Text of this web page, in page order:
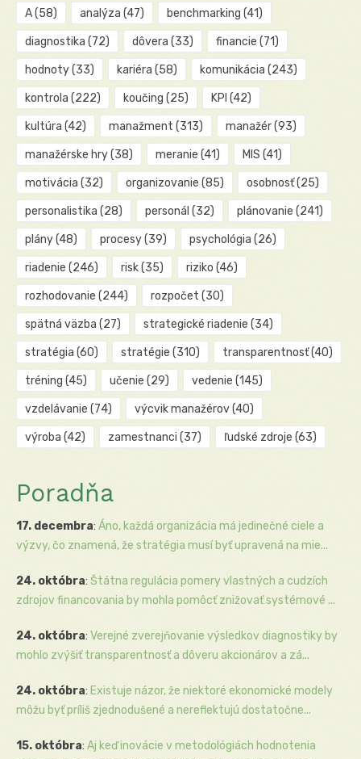
A(58) analýza (47) benchmarking (41)
diagnostika (72) dôvera (33) financie (71)
hodnoty(33) kariéra (58) komunikácia (243)
kontrola (222) koučing (25) KPI (42)
kultúra (42) manažment (313) manažér(93)
manažérske hry(38) meranie (41) MIS (41)
motivácia (32) organizovanie (85) osobnosť(25)
personalistika (28) personál (32) plánovanie (241)
plány(48) procesy(39) psychológia (26)
riadenie (246) risk(35) riziko (46)
rozhodovanie (244) rozpočet (30)
spätná väzba (27) strategické riadenie (34)
stratégia (60) stratégie (310) transparentnosť(40)
tréning (45) učenie (29) vedenie (145)
vzdelávanie (74) výcvik manažérov(40)
výroba (42) zamestnanci (37) ľudské zdroje (63)
Poradňa
17. decembra: Áno, každá organizácia má jedinečné ciele a
výzvy, čo znamená, že stratégia musí byť upravená na mie...
24. októbra: Štátna regulácia pomery vlastných a cudzích
zdrojov financovania by mohla pomôcť znižovať systémové ...
24. októbra: Verejné zverejňovanie výsledkov diagnostiky by
mohlo zvýšiť transparentnosť a dôveru akcionárov a zá...
24. októbra: Existuje názor, že niektoré ekonomické modely
môžu byť príliš zjednodušené a nereflektujú dostatočne...
15. októbra: Aj keď inovácie v metodológiách hodnotenia